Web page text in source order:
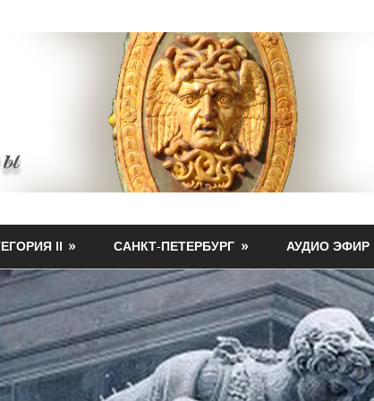
II САНКТ-ПЕТЕРБУРГ АУДИО ЭФИР